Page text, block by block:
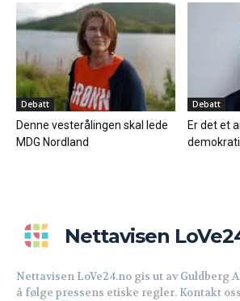
Debatt
Denne vesterålingen skal lede
MDG Nordland
Debatt
Er det et
Nettavisen
Nettavisen LoVe24.no gis ut av Guldberg
å følge pressens etiske regler. Kontakt